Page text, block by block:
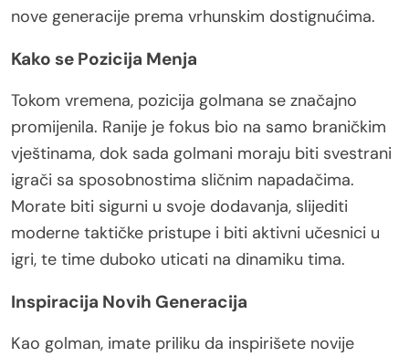
nove generacije prema vrhunskim dostignućima.
Kako se Pozicija Menja
Tokom vremena, pozicija golmana se značajno
promijenila. Ranije je fokus bio na samo braničkim
vještinama, dok sada golmani moraju biti svestrani
igrači sa sposobnostima sličnim napadačima.
Morate biti sigurni u svoje dodavanja, slijediti
moderne taktičke pristupe i biti aktivni učesnici u
igri, te time duboko uticati na dinamiku tima.
Inspiracija Novih Generacija
Kao golman, imate priliku da inspirišete novije